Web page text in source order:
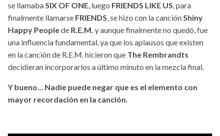
se llamabaSIX OF ONE, luego FRIENDS LIKE US, para
finalmente llamarse FRIENDS, se hizo con la canciónShiny
Happy Peoplede R.E.M. y aunque finalmente no quedó, fue
una influencia fundamental, ya que los aplausos que existen
en la canción de R.E.M. hicieron que The Rembrandts
decidieran incorporarlos a último minuto en la mezcla final.
Y bueno... Nadie puede negar que es el elemento con
mayor recordación en la canción.